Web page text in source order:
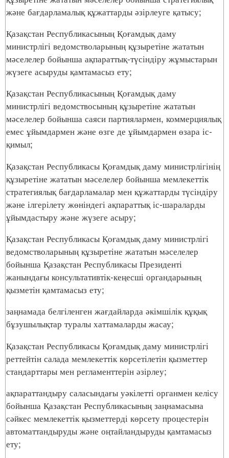
және бағдарламалық құжаттарды әзірлеуге қатысу;
Қазақстан Республикасының Қоғамдық даму
министрлігі ведомстволарының құзыретіне жататын
мәселелер бойынша ақпараттық-түсіндіру жұмыстарын
жүзеге асыруды қамтамасыз ету;
Қазақстан Республикасының Қоғамдық даму
министрлігі ведомствосының құзыретіне жататын
мәселелер бойынша саяси партиялармен, коммерциялық
емес ұйымдармен және өзге де ұйымдармен өзара іс-
қимыл;
Қазақстан Республикасы Қоғамдық даму министрлігінің
құзыретіне жататын мәселелер бойынша мемлекеттік
стратегиялық бағдарламалар мен құжаттарды түсіндіру
және ілгерілету жөніндегі ақпараттық іс-шараларды
ұйымдастыру және жүзеге асыру;
Қазақстан Республикасы Қоғамдық даму министрлігі
ведомстволарының құзыретіне жататын мәселелер
бойынша Қазақстан Республикасы Президенті
жанындағы консультативтік-кеңесші органдарының
қызметін қамтамасыз ету;
заңнамада белгіленген жағдайларда әкімшілік құқық
бұзушылықтар туралы хаттамаларды жасау;
Қазақстан Республикасы Қоғамдық даму министрлігі
реттейтін салада мемлекеттік көрсетілетін қызметтер
стандарттары мен регламенттерін әзірлеу;
ақпараттандыру саласындағы уәкілетті органмен келісу
бойынша Қазақстан Республикасының заңнамасына
сәйкес мемлекеттік қызметтерді көрсету процестерін
автоматтандыруды және оңтайландыруды қамтамасыз
ету;